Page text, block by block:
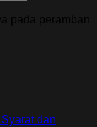
pada peramban
dan